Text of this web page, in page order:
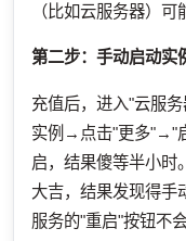
（比如云服务器）
第二步：手动启动实
充值后，进入"云服
实例→点击"更多"→"
启，结果傻等半小时
大吉，结果发现得手
服务的"重启"按钮不